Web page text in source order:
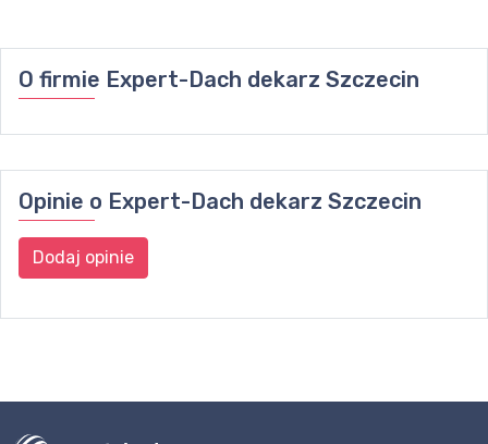
O firmie Expert-Dach dekarz Szczecin
Opinie o Expert-Dach dekarz Szczecin
Dodaj opinie